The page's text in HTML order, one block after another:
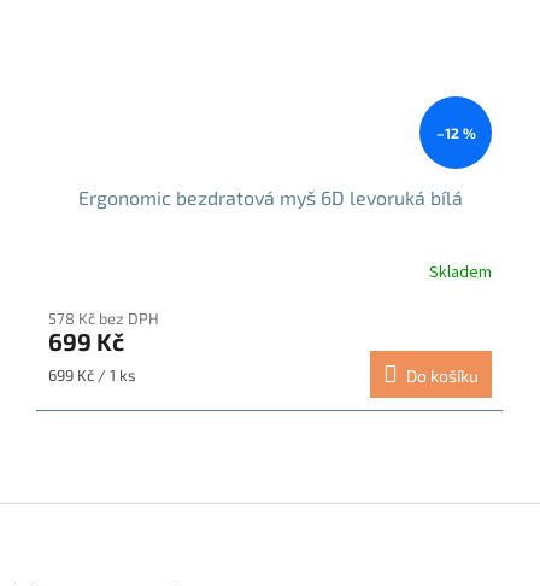
–12 %
Ergonomic bezdratová myš 6D levoruká bílá
produktu
je
5,0
5
Skladem
578 Kč bez DPH
699 Kč
Měrná
699 Kč / 1 ks Do košíku